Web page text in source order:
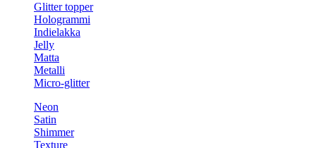
Glitter topper
Hologrammi
Indielakka
Jelly
Matta
Metalli
Micro-glitter
Neon
Satin
Shimmer
Texture